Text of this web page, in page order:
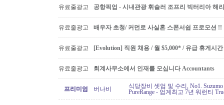
유료줄광고 공항픽업 - 시내관광 휘슬러 조프리 빅터리아 해
유료줄광고 배우자 초청/ 커먼로 사실혼 스폰서쉽 프로모션 !!
유료줄광고 [Evolution] 직원 채용 / 월 $5,000* / 유급 휴게시
유료줄광고 회계사무소에서 인재를 모십니다 Accountants
프리미엄 버나비
식당장비 셋업 및 수리, No1.
PureRange - 업계최고 7년 워런티